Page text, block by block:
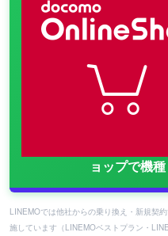
ョップで機
LINEMOでは他社からの乗り換え・新規契
施しています（LINEMOベストプラン・